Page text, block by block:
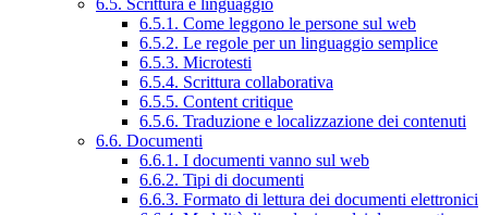
6.5. Scrittura e linguaggio
6.5.1. Come leggono le persone sul web
6.5.2. Le regole per un linguaggio semplice
6.5.3. Microtesti
6.5.4. Scrittura collaborativa
6.5.5. Content critique
6.5.6. Traduzione e localizzazione dei contenuti
6.6. Documenti
6.6.1. I documenti vanno sul web
6.6.2. Tipi di documenti
6.6.3. Formato di lettura dei documenti elettronici